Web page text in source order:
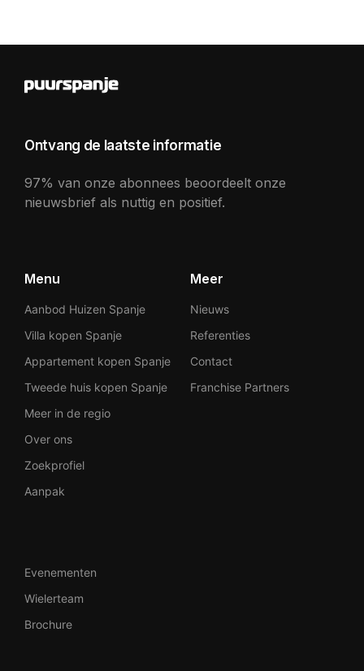
Ontvang de laatste informatie
97% van onze abonnees beoordeelt onze
nieuwsbrief als nuttig en positief.
Menu
Aanbod Huizen Spanje
Villa kopen Spanje
Appartement kopen Spanje
Tweede huis kopen Spanje
Meer in de regio
Over ons
Zoekprofiel
Aanpak
Meer
Nieuws
Referenties
Contact
Franchise Partners
Evenementen
Wielerteam
Brochure